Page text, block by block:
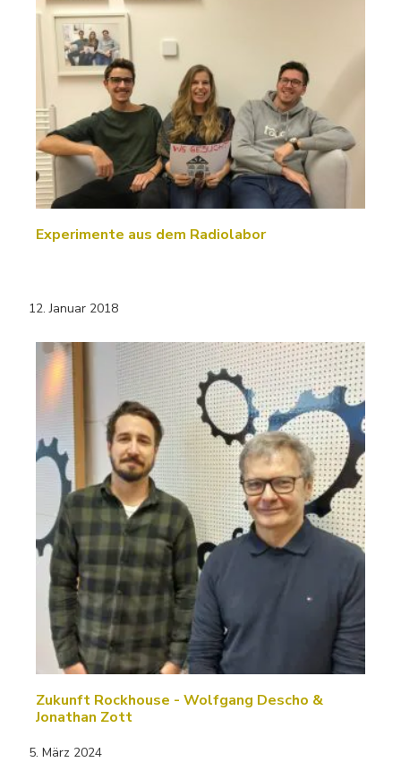
Experimente aus dem Radiolabor
12. Januar 2018
Zukunft Rockhouse - Wolfgang Descho &
Jonathan Zott
5. März 2024